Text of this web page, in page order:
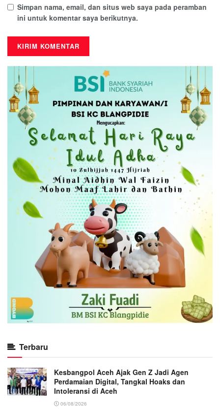
Simpan nama, email, dan situs web saya pada peramban
ini untuk komentar saya berikutnya.
Terbaru
Kesbangpol Aceh Ajak Gen Z Jadi Agen
Perdamaian Digital, Tangkal Hoaks dan
Intoleransi di Aceh
06/08/2026